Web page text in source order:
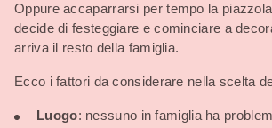
Oppure accaparrarsi per tempo la
decide di festeggiare e cominciare a
arriva il resto della famiglia.
Ecco i fattori da considerare nella scelta
Luogo: nessuno in famiglia ha